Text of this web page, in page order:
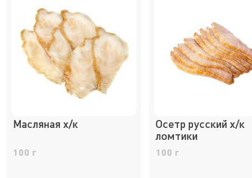
Масляная х/к
100 г
Осетр русский х/к
ломтики
100 г